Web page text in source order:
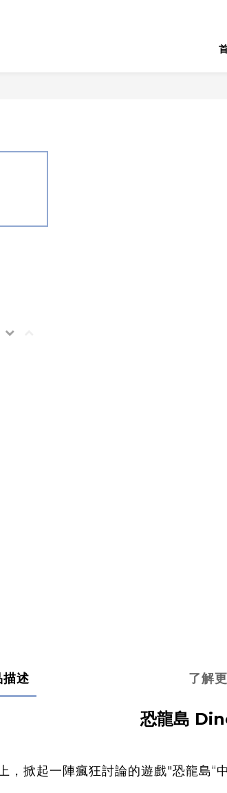
描述 了解
恐龍島
，掀起一陣瘋狂討論的遊戲"恐龍島“